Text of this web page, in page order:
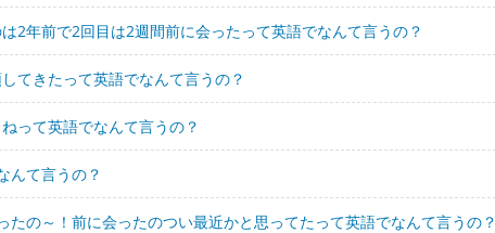
2年前で2回目は2週間前に会ったって英語でなんて言うの？
てきたって英語でなんて言うの？
って英語でなんて言うの？
んて言うの？
たの～！前に会ったのつい最近かと思ってたって英語でなんて言うの？